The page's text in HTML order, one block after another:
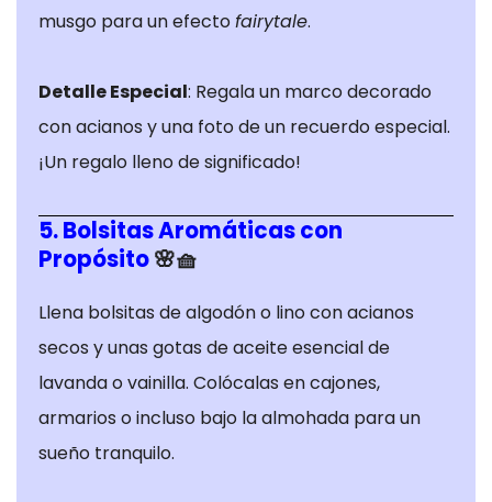
musgo para un efectofairytale.
Detalle Especial: Regala un marco decorado
con acianos y una foto de un recuerdo especial.
¡Un regalo lleno de significado!
5. Bolsitas Aromáticas con
Propósito🌸🧺
Llena bolsitas de algodón o lino con acianos
secos y unas gotas de aceite esencial de
lavanda o vainilla. Colócalas en cajones,
armarios o incluso bajo la almohada para un
sueño tranquilo.
web funcione lo
durante su
rechaza estas
cookies,
funciones
desaparecerán
del sitio web.
Cookies de
marketing
Estas cookies
pueden ser
establecidas